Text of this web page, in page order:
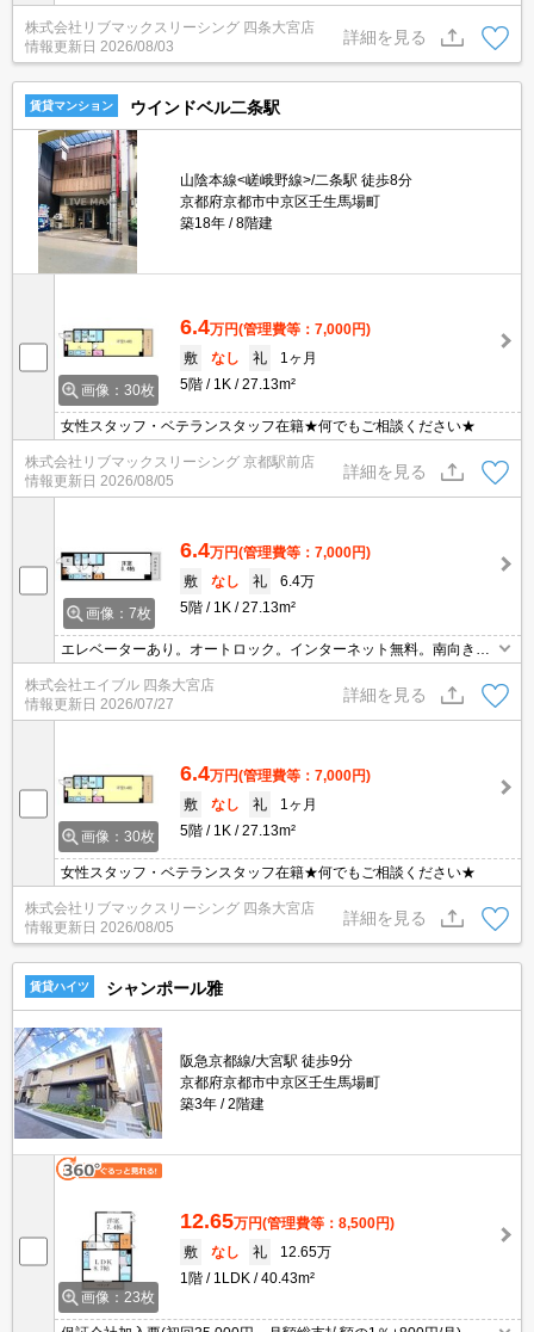
株式会社リブマックスリーシング 四条大宮店
情報更新日 2026/08/03
詳細を見る
賃貸マンション ウインドベル二条駅
山陰本線<嵯峨野線>/二条駅 徒歩8分
京都府京都市中京区壬生馬場町
築18年
8階建
画像：30枚
6.4万円(管理費等：7,000円)
敷
なし 礼
1ヶ月
5階
1K 27.13m²
女性スタッフ・ベテランスタッフ在籍★何でもご相談ください★
株式会社リブマックスリーシング 京都駅前店
情報更新日 2026/08/05
詳細を見る
画像：7枚
6.4万円(管理費等：7,000円)
敷
なし 礼
6.4万
5階
1K 27.13m²
エレベーターあり。オートロック。インターネット無料。南向きベ
ランダ。設備が充実していますよね。毎日ゴミ出し可。宅配ボック
スあり。インターネット無料。IH調理器2口付き。
株式会社エイブル 四条大宮店
情報更新日 2026/07/27
詳細を見る
画像：30枚
6.4万円(管理費等：7,000円)
敷
なし 礼
1ヶ月
5階
1K 27.13m²
女性スタッフ・ベテランスタッフ在籍★何でもご相談ください★
株式会社リブマックスリーシング 四条大宮店
情報更新日 2026/08/05
詳細を見る
賃貸ハイツ シャンポール雅
阪急京都線/大宮駅 徒歩9分
京都府京都市中京区壬生馬場町
築3年
2階建
画像：23枚
12.65万円(管理費等：8,500円)
敷
なし 礼
12.65万
1階
1LDK 40.43m²